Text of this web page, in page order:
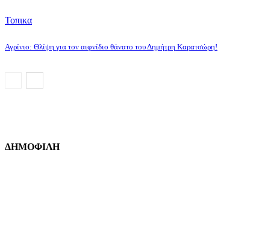
Τοπικα
Αγρίνιο: Θλίψη για τον αιφνίδιο θάνατο του Δημήτρη Καρατσώρη!
ΔΗΜΟΦΙΛΗ